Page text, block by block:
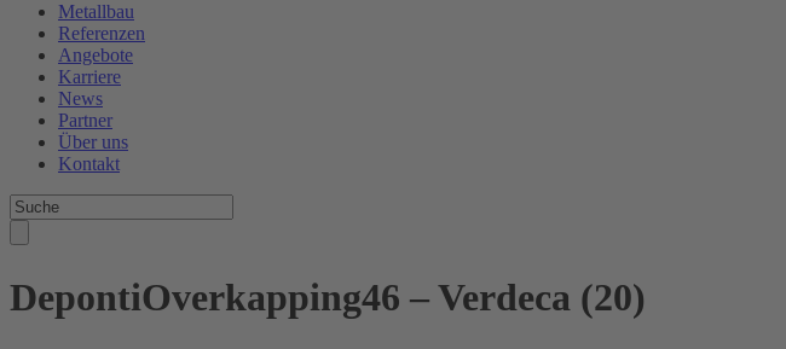
Metallbau
Referenzen
Angebote
Karriere
News
Partner
Über uns
Kontakt
DepontiOverkapping46 – Verdeca (20)